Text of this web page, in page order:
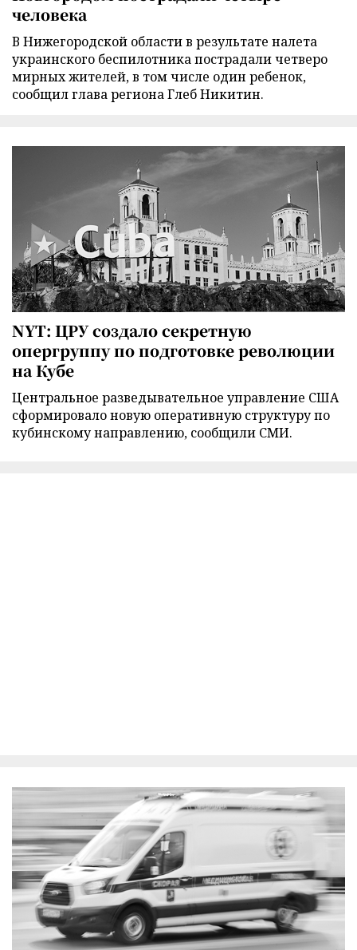
человека
В Нижегородской области в результате налета
украинского беспилотника пострадали четверо
мирных жителей, в том числе один ребенок,
сообщил глава региона Глеб Никитин.
NYT: ЦРУ создало секретную
опергруппу по подготовке революции
на Кубе
Центральное разведывательное управление США
сформировало новую оперативную структуру по
кубинскому направлению, сообщили СМИ.